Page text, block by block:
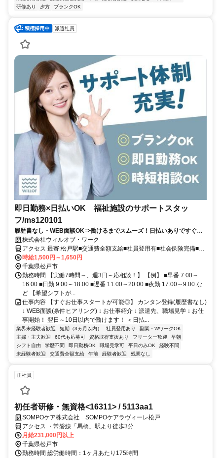
研修あり
夕方 ブランクOK
派遣社員
即日勤務×日払いOK 福祉施設のサポートスタッ
フ/ms120101
履歴書なし・WEB面談OK⇒働けるまでスムーズ！日払いありですぐ稼
げる★介護デビュー応援！
株式会社ウィルオブ・ワーク
アクセス 最寄:松戸駅■交通費全額支給■社員登用有■社会保険完備■履
歴書不要
時給1,500円～1,650円
千葉県松戸市
勤務時間 【実働7時間～、週3日～応相談！】 【例】 ■早番 7:00～
16:00 ■日勤 9:00～18:00 ■遅番 11:00～20:00 ■夜勤 17:00～9:00 な
ど 【希望シフトが...
仕事内容 【すぐお仕事スタートが可能◎】 カンタン登録(履歴書なし)
↓ WEB面談(条件ヒアリング) ↓ お仕事紹介 ↓ 派遣先、職場見学 ↓ お仕
事開始！ 翌日～10日以内で働けます！ ＜日払...
業界未経験者歓迎 短期（3ヵ月以内） 社員登用あり
副業・WワークOK
主婦・主夫歓迎
60代も応募可 資格取得支援あり フリーター歓迎
早朝
シフト自由
学歴不問 即日勤務OK 職場見学可 平日のみOK
経験不問
未経験者歓迎
交通費全額支給 午前 経験者歓迎 残業なし
正社員
初任者研修・無資格<16311> / 5113aa1
SOMPOケア株式会社 SOMPOケアラヴィーレ松戸
アクセス ・常磐線「馬橋」駅より徒歩3分
月給231,000円以上
千葉県松戸市
勤務時間 総労働時間：1ヶ月あたり175時間